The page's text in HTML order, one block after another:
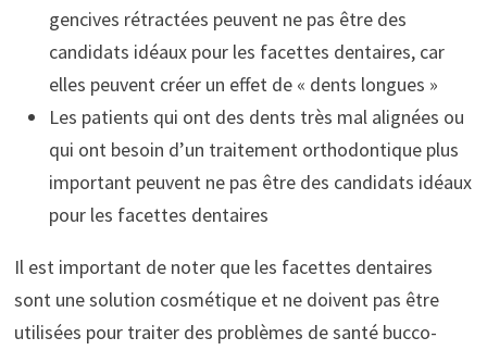
gencives rétractées peuvent ne pas être des
candidats idéaux pour les facettes dentaires, car
elles peuvent créer un effet de « dents longues »
Les patients qui ont des dents très mal alignées ou
qui ont besoin d’un traitement orthodontique plus
important peuvent ne pas être des candidats idéaux
pour les facettes dentaires
Il est important de noter que les facettes dentaires
sont une solution cosmétique et ne doivent pas être
utilisées pour traiter des problèmes de santé bucco-